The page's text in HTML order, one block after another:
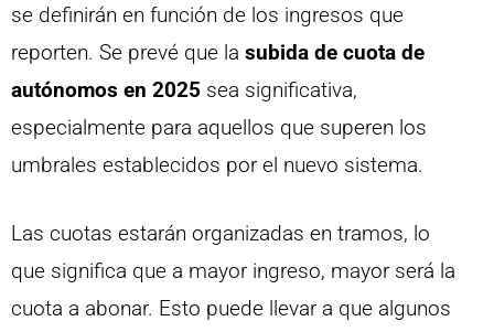
se definirán en función de los ingresos que
reporten. Se prevé que la subida de cuota de
autónomos en 2025 sea significativa,
especialmente para aquellos que superen los
umbrales establecidos por el nuevo sistema.
Las cuotas estarán organizadas en tramos, lo
que significa que a mayor ingreso, mayor será la
cuota a abonar. Esto puede llevar a que algunos